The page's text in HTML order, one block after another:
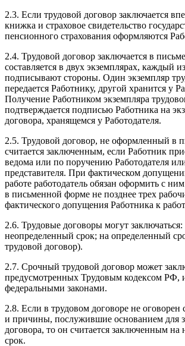
2.3. Если трудовой договор заключается
книжка и страховое свидетельство
пенсионного страхования оформляются
2.4. Трудовой договор заключается в
составляется в двух экземплярах, каждый
подписывают стороны. Один экземпляр
передается Работнику, другой хранится у
Получение Работником экземпляра
подтверждается подписью Работника на
договора, хранящемся у Работодателя.
2.5. Трудовой договор, не оформленный в
считается заключенным, если Работник
ведома или по поручению Работодателя
представителя. При фактическом
работе работодатель обязан оформить с
в письменной форме не позднее трех
фактического допущения Работника к
2.6. Трудовые договоры могут заключаться:
неопределенный срок; на определенный
трудовой договор).
2.7. Срочный трудовой договор может
предусмотренных Трудовым кодексом РФ,
федеральными законами.
2.8. Если в трудовом договоре не оговорен
и причины, послужившие основанием для
договора, то он считается заключенным на
срок.